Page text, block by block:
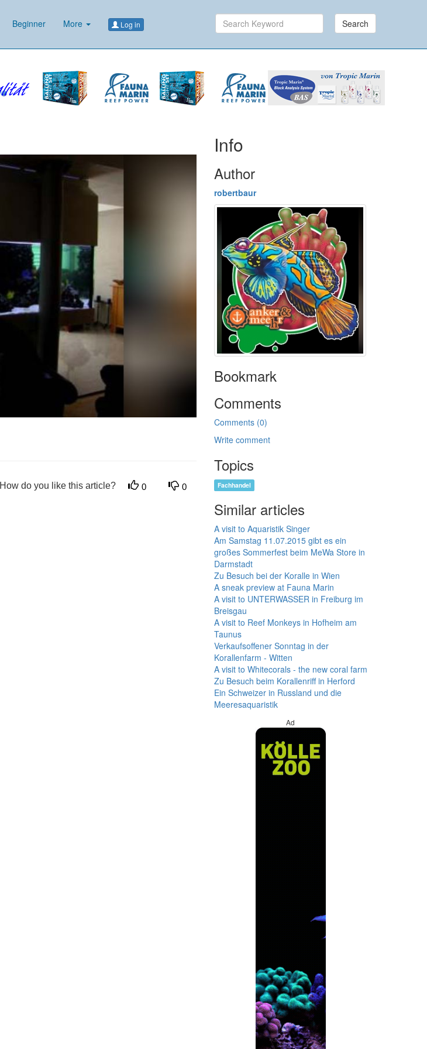
Beginner More Log in Search
How do you like this article? 0 0
Info
Author
robertbaur
Bookmark
Comments
Comments (0)
Write comment
Topics
Fachhandel
Similar articles
A visit to Aquaristik Singer
Am Samstag 11.07.2015 gibt es ein
großes Sommerfest beim MeWa Store in
Darmstadt
Zu Besuch bei der Koralle in Wien
A sneak preview at Fauna Marin
A visit to UNTERWASSER in Freiburg im
Breisgau
A visit to Reef Monkeys in Hofheim am
Taunus
Verkaufsoffener Sonntag in der
Korallenfarm - Witten
A visit to Whitecorals - the new coral farm
Zu Besuch beim Korallenriff in Herford
Ein Schweizer in Russland und die
Meeresaquaristik
Ad